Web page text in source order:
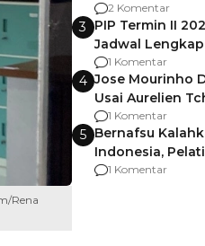
Rena
Pemalang
2 Komentar
3 PIP Termin II
Jadwal
agar Dana Tidak
1 Komentar
4 Jose Mourinho
Usai Aurelien
Manchester
1 Komentar
5 Bernafsu
Indonesia,
Berencana
1 Komentar